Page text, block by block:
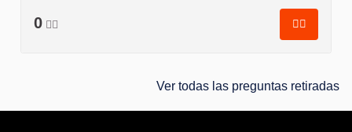
0 👍🏽
👍🏽
Ver todas las preguntas retiradas